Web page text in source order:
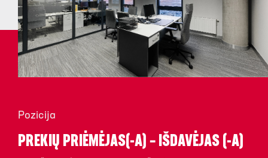
Pozicija
PREKIŲ PRIĖMĖJAS(-A) – IŠDAVĖJAS (-A)